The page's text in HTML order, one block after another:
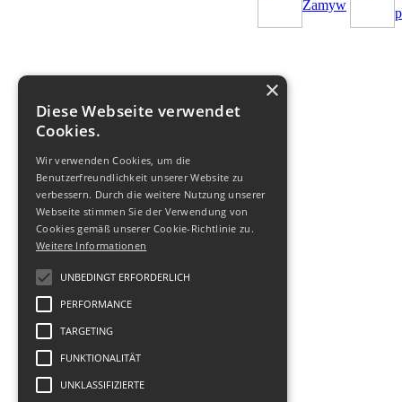
Zamуw
© 2011-2026Biuro Turystyczne
Datenschutz,Nutzung
×
Diese Webseite verwendet
Cookies.
Wir verwenden Cookies, um die
Benutzerfreundlichkeit unserer Website zu
verbessern. Durch die weitere Nutzung unserer
Webseite stimmen Sie der Verwendung von
Cookies gemäß unserer Cookie-Richtlinie zu.
Weitere Informationen
UNBEDINGT ERFORDERLICH
PERFORMANCE
TARGETING
FUNKTIONALITÄT
UNKLASSIFIZIERTE